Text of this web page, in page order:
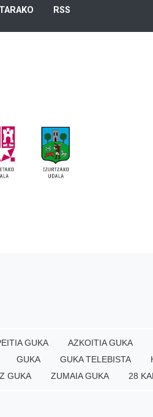
RSS
GUKA AZKOITIA GUKA
GUKA
GUKA TELEBISTA
GUKA
ZUMAIA GUKA 28